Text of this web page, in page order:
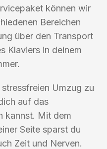
können wir
Bereichen
über den Transport
Klaviers in deinem
Umzug zu
auf das
kannst. Mit dem
Seite sparst du
Zeit und Nerven.